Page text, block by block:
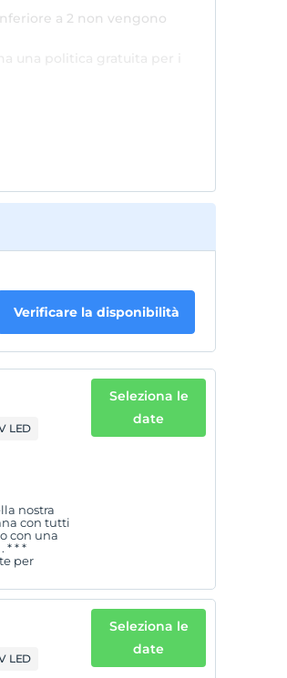
a 2 non vengono
una politica gratuita per i
Verificare la disponibilità
LED
nostra
con tutti
con una
* * *
per
Seleziona le
date
LED
Seleziona le
date